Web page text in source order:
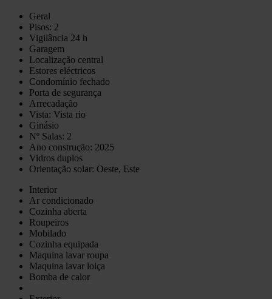
Geral
Pisos: 2
Vigilância 24 h
Garagem
Localização central
Estores eléctricos
Condomínio fechado
Porta de segurança
Arrecadação
Vista: Vista rio
Ginásio
Nº Salas: 2
Ano construção: 2025
Vidros duplos
Orientação solar: Oeste, Este
Interior
Ar condicionado
Cozinha aberta
Roupeiros
Mobilado
Cozinha equipada
Maquina lavar roupa
Maquina lavar loiça
Bomba de calor